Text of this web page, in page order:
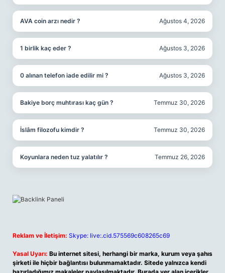
AVA coin arzı nedir ? Ağustos 4, 2026
1 birlik kaç eder ? Ağustos 3, 2026
0 alınan telefon iade edilir mi ? Ağustos 3, 2026
Bakiye borç muhtırası kaç gün ? Temmuz 30, 2026
İslâm filozofu kimdir ? Temmuz 30, 2026
Koyunlara neden tuz yalatılır ? Temmuz 26, 2026
Reklam ve İletişim: Skype: live:.cid.575569c608265c69
Yasal Uyarı: Bu internet sitesi, herhangi bir marka, kurum veya şahıs
şirketi ile hiçbir bağlantısı bulunmamaktadır. Sitede yalnızca kendi